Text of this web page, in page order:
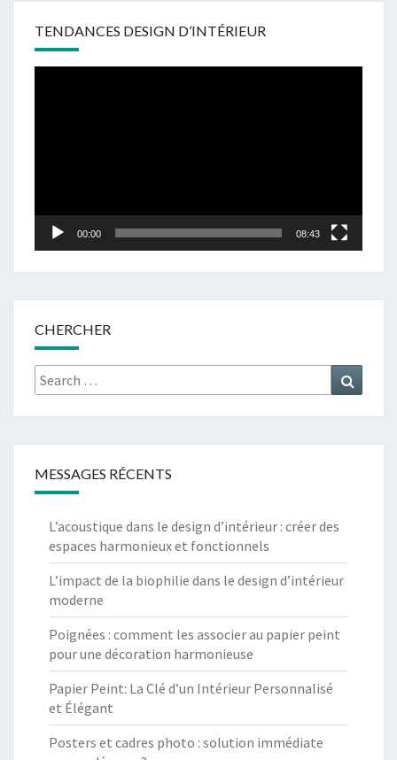
TENDANCES DESIGN D’INTÉRIEUR
00:00 08:43
CHERCHER
Search
for:
MESSAGES RÉCENTS
L’acoustique dans le design d’intérieur : créer des
espaces harmonieux et fonctionnels
L’impact de la biophilie dans le design d’intérieur
moderne
Poignées : comment les associer au papier peint
pour une décoration harmonieuse
Papier Peint: La Clé d’un Intérieur Personnalisé
et Élégant
Posters et cadres photo : solution immédiate